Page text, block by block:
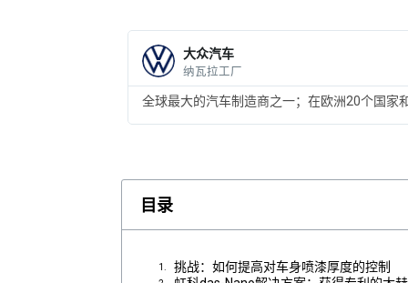
大众汽车
纳瓦拉工厂
全球最大的汽车制造商之一；在欧洲20个国家
目录
挑战：如何提高对车身喷漆厚度的控制